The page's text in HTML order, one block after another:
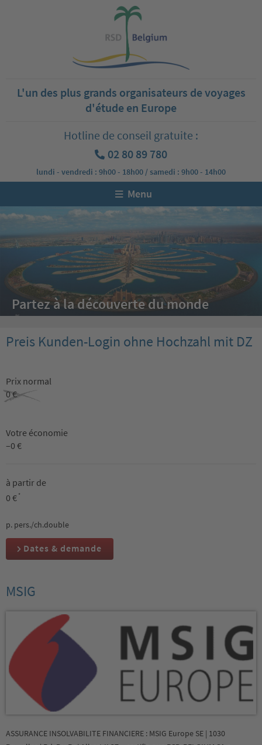
L'un des plus grands organisateurs de voyages
d'étude en Europe
Hotline de conseil gratuite :
02 80 89 780
lundi - vendredi : 9h00 - 18h00 / samedi : 9h00 - 14h00
Menu
Partez à la découverte du monde
Preis Kunden-Login ohne Hochzahl mit DZ
Prix normal
0 €
Votre économie
–0 €
à partir de
0 € *
p. pers./ch.double
Dates & demande
MSIG
ASSURANCE INSOLVABILITE FINANCIERE : MSIG Europe SE | 1030